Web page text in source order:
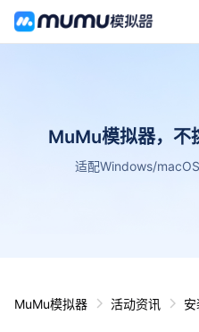
MuMu模拟器，不
适配Windows/
MuMu模拟器 活动资讯